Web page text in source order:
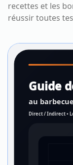
recettes et les
réussir toutes
Guide
au barbecue
Direct / Indirect •